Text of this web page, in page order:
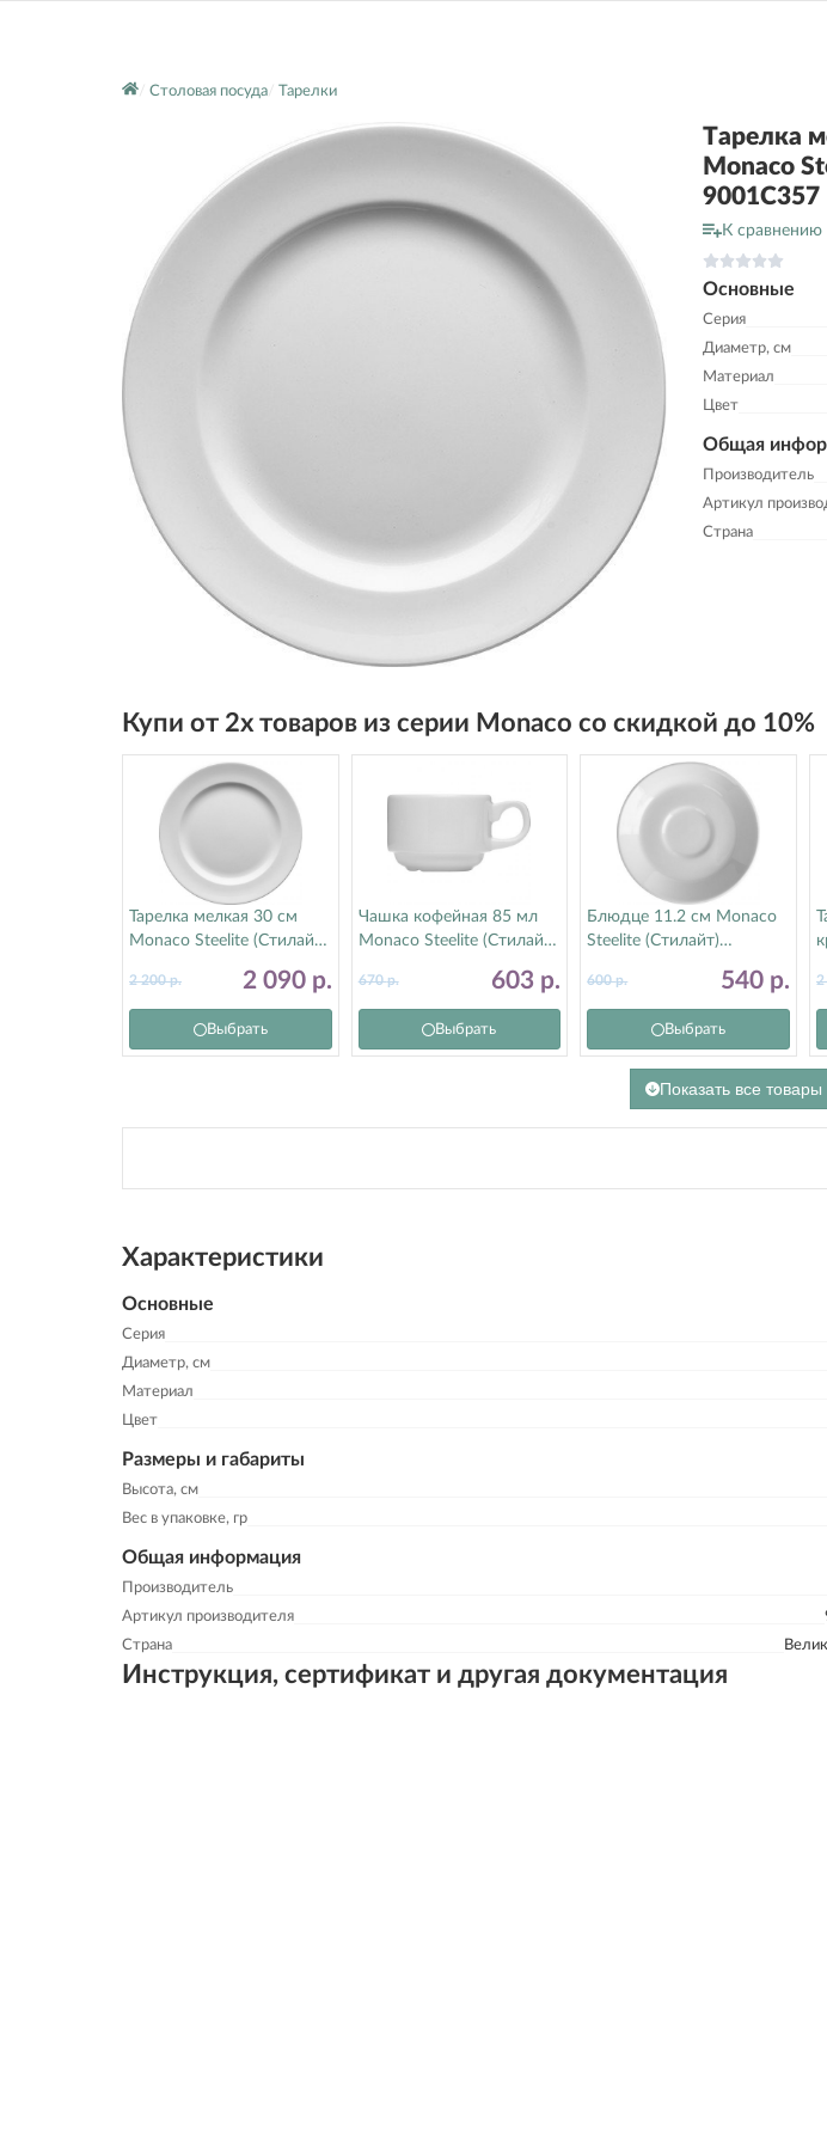
Столовая посуда Тарелки
Тарелка
Monaco
9001C357
К сравнению
Основные
Серия
Диаметр, см
Материал
Цвет
Общая
Производитель
Артикул
Страна
Купи от 2х товаров из серии Monaco со скидкой до 10%
Тарелка мелкая 30 см
Monaco Steelite (Стилайт)
2 090 р.
2 200р.
Выбрать
Чашка кофейная 85 мл
Monaco Steelite (Стилайт)
603 р.
670р.
Выбрать
Блюдце 11.2 см Monaco
Steelite (Стилайт)
540 р.
600р.
Выбрать
Показать все
Характеристики
Основные
Серия
Диаметр, см
Материал
Цвет
Размеры и габариты
Высота, см
Вес в упаковке, гр
Общая информация
Производитель
Артикул производителя
Страна
Инструкция, сертификат и другая документация